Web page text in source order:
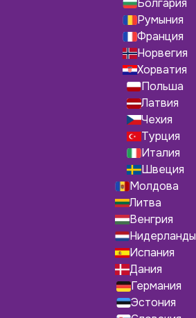
Болгария
Румыния
Франция
Норвегия
Хорватия
Польша
Латвия
Чехия
Турция
Италия
Швеция
Молдова
Литва
Венгрия
Нидерланды
Испания
Дания
Германия
Эстония